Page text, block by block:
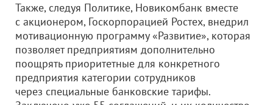
Также, следуя Политике, Новикомбанк вместе
с акционером, Госкорпорацией Ростех, внедрил
мотивационную программу «Развитие», которая
позволяет предприятиям дополнительно
поощрять приоритетные для конкретного
предприятия категории сотрудников
через специальные банковские тарифы.